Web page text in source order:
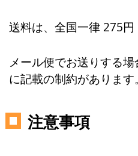
送料は、全国一律 275円
メール便でお送りする場
に記載の制約があります。
注意事項